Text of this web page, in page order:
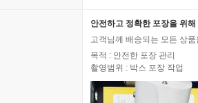
안전하고 정확한 포장을 위
고객님께 배송되는 모든 상
목적 : 안전한 포장 관리
촬영범위 : 박스 포장 작업